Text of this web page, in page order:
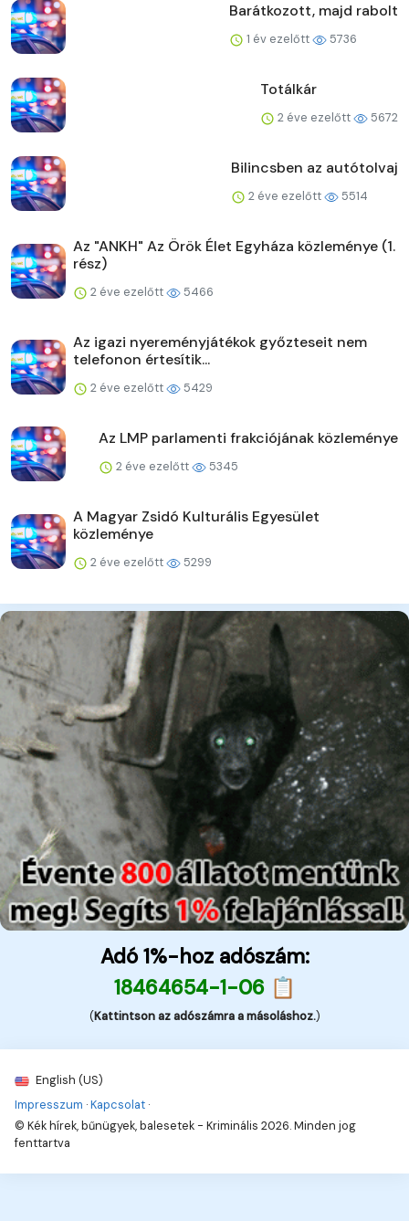
Barátkozott, majd rabolt
1 év ezelőtt 5736
Totálkár
2 éve ezelőtt 5672
Bilincsben az autótolvaj
2 éve ezelőtt 5514
Az "ANKH" Az Örök Élet Egyháza közleménye (1.
rész)
2 éve ezelőtt 5466
Az igazi nyereményjátékok győzteseit nem
telefonon értesítik...
2 éve ezelőtt 5429
Az LMP parlamenti frakciójának közleménye
2 éve ezelőtt 5345
A Magyar Zsidó Kulturális Egyesület
közleménye
2 éve ezelőtt 5299
Adó 1%-hoz adószám:
18464654-1-06 📋
(Kattintson az adószámra a másoláshoz.)
English (US)
Impresszum ·Kapcsolat ·
© Kék hírek, bűnügyek, balesetek - Kriminális 2026. Minden jog
fenttartva